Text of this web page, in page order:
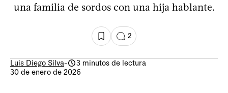
una familia de sordos con una hija hablante.
2
Luis Diego Silva-
3 minutos de lectura
30 de enero de 2026